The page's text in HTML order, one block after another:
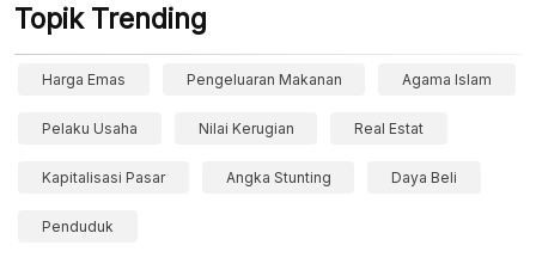
Topik Trending
Harga Emas Pengeluaran Makanan Agama Islam
Pelaku Usaha Nilai Kerugian Real Estat
Kapitalisasi Pasar Angka Stunting Daya Beli
Penduduk